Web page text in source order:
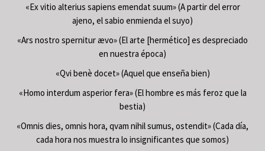
«Ex vitio alterius sapiens emendat suum» (A partir del error
ajeno, el sabio enmienda el suyo)
«Ars nostro spernitur ævo» (El arte [hermético] es despreciado
en nuestra época)
«Qvi benè docet» (Aquel que enseña bien)
«Homo interdum asperior fera» (El hombre es más feroz que la
bestia)
«Omnis dies, omnis hora, qvam nihil sumus, ostendit» (Cada día,
cada hora nos muestra lo insignificantes que somos)